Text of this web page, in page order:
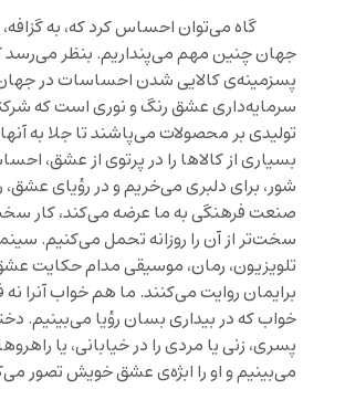
گاه می‌توان احساس کرد که، به گزافه،
جهان چنین مهم می‌پنداریم. بنظر می‌رسد
پسزمینه‌ی کالایی شدن احساسات در
سرمایه‌داری عشق رنگ و نوری است که
تولیدی بر محصولات می‌پاشند تا جلا به
بسیاری از کالاها را در پرتوی از عشق،
شور، برای دلبری می‌خریم و در رؤیای عشق،
صنعت فرهنگی به ما عرضه می‌کند، کار
سخت‌تر از آن را روزانه تحمل می‌کنیم.
تلویزیون، رمان، موسیقی مدام حکایت
برایمان روایت می‌کنند. ما هم خواب آنرا نه
خواب که در بیداری بسان رؤیا می‌بینیم.
پسری، زنی یا مردی را در خیابانی، یا
می‌بینیم و او را ابژه‌ی عشق خویش تصور